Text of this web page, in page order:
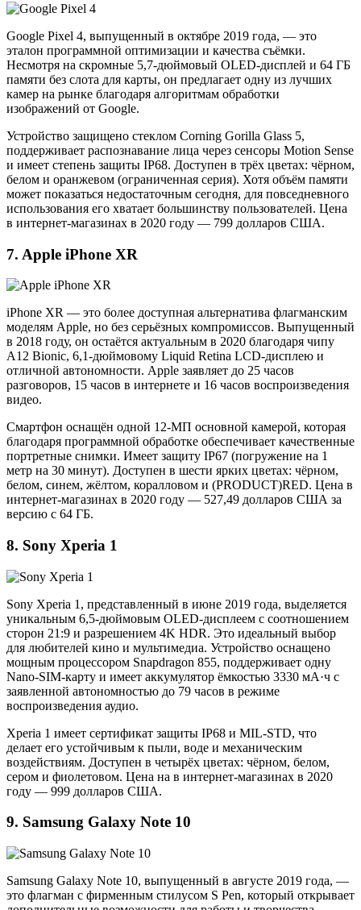
Google Pixel 4, выпущенный в октябре 2019 года, — это
эталон программной оптимизации и качества съёмки.
Несмотря на скромные 5,7-дюймовый OLED-дисплей и 64 ГБ
памяти без слота для карты, он предлагает одну из лучших
камер на рынке благодаря алгоритмам обработки
изображений от Google.
Устройство защищено стеклом Corning Gorilla Glass 5,
поддерживает распознавание лица через сенсоры Motion Sense
и имеет степень защиты IP68. Доступен в трёх цветах: чёрном,
белом и оранжевом (ограниченная серия). Хотя объём памяти
может показаться недостаточным сегодня, для повседневного
использования его хватает большинству пользователей. Цена
в интернет-магазинах в 2020 году — 799 долларов США.
7. Apple iPhone XR
iPhone XR — это более доступная альтернатива флагманским
моделям Apple, но без серьёзных компромиссов. Выпущенный
в 2018 году, он остаётся актуальным в 2020 благодаря чипу
A12 Bionic, 6,1-дюймовому Liquid Retina LCD-дисплею и
отличной автономности. Apple заявляет до 25 часов
разговоров, 15 часов в интернете и 16 часов воспроизведения
видео.
Смартфон оснащён одной 12-МП основной камерой, которая
благодаря программной обработке обеспечивает качественные
портретные снимки. Имеет защиту IP67 (погружение на 1
метр на 30 минут). Доступен в шести ярких цветах: чёрном,
белом, синем, жёлтом, коралловом и (PRODUCT)RED. Цена в
интернет-магазинах в 2020 году — 527,49 долларов США за
версию с 64 ГБ.
8. Sony Xperia 1
Sony Xperia 1, представленный в июне 2019 года, выделяется
уникальным 6,5-дюймовым OLED-дисплеем с соотношением
сторон 21:9 и разрешением 4K HDR. Это идеальный выбор
для любителей кино и мультимедиа. Устройство оснащено
мощным процессором Snapdragon 855, поддерживает одну
Nano-SIM-карту и имеет аккумулятор ёмкостью 3330 мА·ч с
заявленной автономностью до 79 часов в режиме
воспроизведения аудио.
Xperia 1 имеет сертификат защиты IP68 и MIL-STD, что
делает его устойчивым к пыли, воде и механическим
воздействиям. Доступен в четырёх цветах: чёрном, белом,
сером и фиолетовом. Цена на в интернет-магазинах в 2020
году — 999 долларов США.
9. Samsung Galaxy Note 10
Samsung Galaxy Note 10, выпущенный в августе 2019 года, —
это флагман с фирменным стилусом S Pen, который открывает